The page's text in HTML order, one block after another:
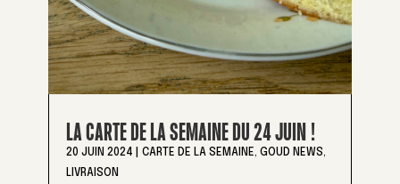
LA CARTE DE LA SEMAINE DU 24 JUIN !
20 JUIN 2024 CARTE DE LA SEMAINE, GOUD NEWS,
LIVRAISON